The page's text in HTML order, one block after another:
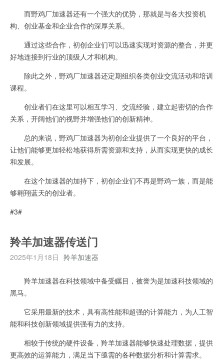
而野鸡厂加速器还有一个强大的优势，那就是与各大投资机
构、创业基金和企业合作的深厚关系。
通过这些合作，初创企业们可以迅速实现对资源的整合，并更
好地连接到行业的顶级人才和机构。
除此之外，野鸡厂加速器还定期组织各类创业交流活动和培训
课程。
创业者们在这里可以相互学习、交流经验，建立起密切的合作
关系，开阔他们的视野并增强他们的创新精神。
总的来说，野鸡厂加速器为初创企业提供了一个良好的平台，
让他们能够更加轻松地获得所需资源和支持，从而实现更快的成长
和发展。
在这个加速器的加持下，初创企业们不再是野鸡一族，而是能
够翱翔蓝天的创业者。
#3#
羚羊加速器传送门
2025年1月18日 羚羊加速器
羚羊加速器在科技领域中备受瞩目，被誉为是加速科技领域的
黑马。
它采用最新的技术，具有高性能和超强的计算能力，为人工智
能和科技创新领域提供强有力的支持。
相较于传统的硬件设备，羚羊加速器能够快速处理数据，提供
更高效的运算能力，满足当下亟需的各种数据分析和计算需求。